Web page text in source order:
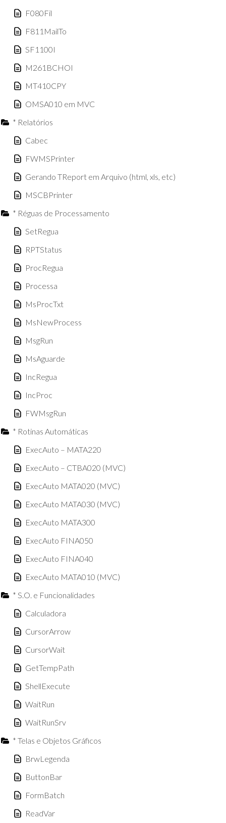
F080Fil
F811MailTo
SF1100I
M261BCHOI
MT410CPY
OMSA010 em MVC
* Relatórios
Cabec
FWMSPrinter
Gerando TReport em Arquivo (html, xls, etc)
MSCBPrinter
* Réguas de Processamento
SetRegua
RPTStatus
ProcRegua
Processa
MsProcTxt
MsNewProcess
MsgRun
MsAguarde
IncRegua
IncProc
FWMsgRun
* Rotinas Automáticas
ExecAuto – MATA220
ExecAuto – CTBA020 (MVC)
ExecAuto MATA020 (MVC)
ExecAuto MATA030 (MVC)
ExecAuto MATA300
ExecAuto FINA050
ExecAuto FINA040
ExecAuto MATA010 (MVC)
* S.O. e Funcionalidades
Calculadora
CursorArrow
CursorWait
GetTempPath
ShellExecute
WaitRun
WaitRunSrv
* Telas e Objetos Gráficos
BrwLegenda
ButtonBar
FormBatch
ReadVar